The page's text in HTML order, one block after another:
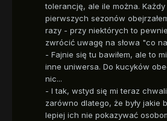
tolerancję, ale ile można.
pierwszych sezonów
razy - przy niektórych to
zwrócić uwagę na słowa "co
- Fajnie się tu bawiłem, ale to
inne uniwersa. Do kucyków
nic...
- I tak, wstyd się mi teraz
zarówno dlatego, że były jakie
lepiej ich nie pokazywać